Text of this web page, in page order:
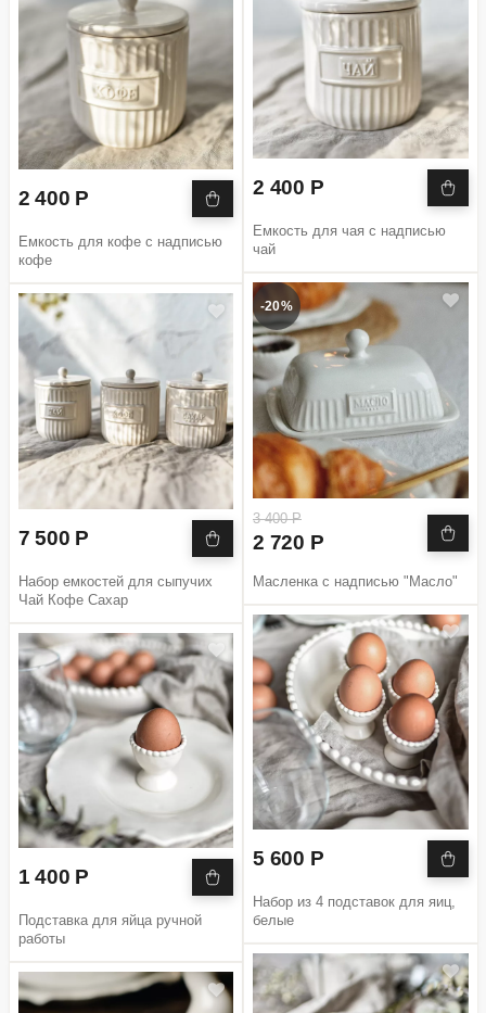
2 400 Р
Емкость для кофе с надписью
кофе
7 500 Р
Набор емкостей для сыпучих
Чай Кофе Сахар
1 400 Р
Подставка для яйца ручной
работы
2 400 Р
Емкость для чая с надписью
чай
-20%
3 400 Р
2 720 Р
Масленка с надписью "Масло"
5 600 Р
Набор из 4 подставок для яиц,
белые